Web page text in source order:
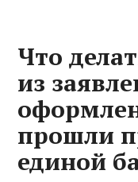
Что
из
прошли
единой